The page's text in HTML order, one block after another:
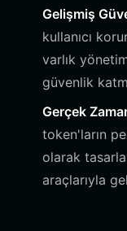
Gelişmiş
kullanıcı
varlık
güvenlik
Gerçek
token'ların
olarak
araçlarıyla